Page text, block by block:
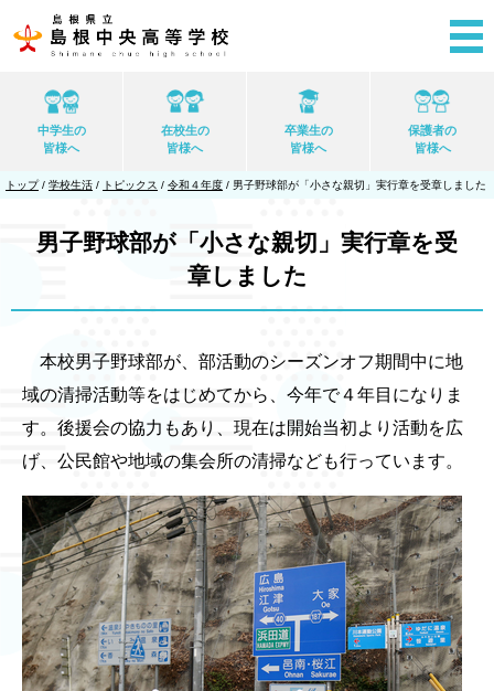
中学生の
皆様へ
在校生の
皆様へ
卒業生の
皆様へ
保護者の
皆様へ
現
トップ/ 学校生活 / トピックス / 令和４年度 / 男子野球部が「小さな親切」実行章を受章しました
男子野球部が「小さな親切」実行章を受
章しました
本校男子野球部が、部活動のシーズンオフ期間中に地
域の清掃活動等をはじめてから、今年で４年目になりま
す。後援会の協力もあり、現在は開始当初より活動を広
げ、公民館や地域の集会所の清掃なども行っています。